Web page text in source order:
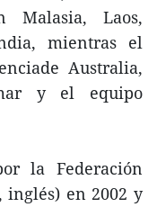
Laos,
mientras el
Australia,
y el equipo
la Federación
inglés) en 2002 y